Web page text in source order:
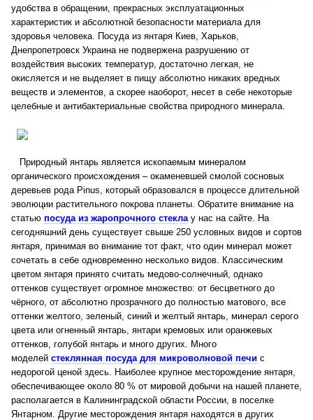
удобства в обращении, прекрасных эксплуатационных
характеристик и абсолютной безопасности материала для
здоровья человека. Посуда из янтаря Киев, Харьков,
Днепропетровск Украина не подвержена разрушению от
воздействия высоких температур, достаточно легкая, не
окисляется и не выделяет в пищу абсолютно никаких вредных
веществ и элементов, а скорее наоборот, несет в себе некоторые
целебные и антибактериальные свойства природного минерала.
Природный янтарь является ископаемым минералом
органического происхождения – окаменевшей смолой сосновых
деревьев рода Pinus, который образовался в процессе длительной
эволюции растительного покрова планеты. Обратите внимание на
статью посуда из жаропрочного стеклау нас на сайте. На
сегодняшний день существует свыше 250 условных видов и сортов
янтаря, принимая во внимание тот факт, что один минерал может
сочетать в себе одновременно несколько видов. Классическим
цветом янтаря принято считать медово-солнечный, однако
оттенков существует огромное множество: от бесцветного до
чёрного, от абсолютно прозрачного до полностью матового, все
оттенки желтого, зеленый, синий и желтый янтарь, минерал серого
цвета или огненный янтарь, янтари кремовых или оранжевых
оттенков, голубой янтарь и много других. Много
моделей стеклянная посуда для микроволновой печи с
недорогой ценой здесь. Наиболее крупное месторождение янтаря,
обеспечивающее около 80 % от мировой добычи на нашей планете,
располагается в Калининградской области России, в поселке
Янтарном. Другие месторождения янтаря находятся в других